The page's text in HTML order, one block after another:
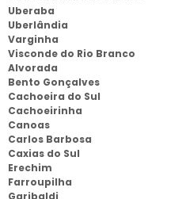
Uberaba
Uberlândia
Varginha
Visconde do Rio Branco
Alvorada
Bento Gonçalves
Cachoeira do Sul
Cachoeirinha
Canoas
Carlos Barbosa
Caxias do Sul
Erechim
Farroupilha
Garibaldi